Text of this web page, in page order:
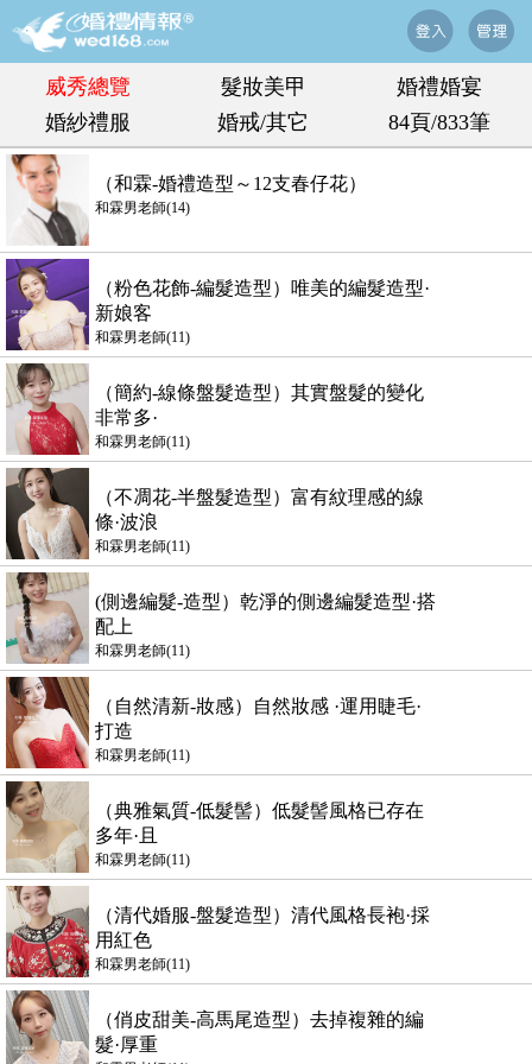
威秀總覽 髮妝美甲
婚禮婚宴
婚紗禮服
婚戒/其它 84頁/833筆
（和霖-婚禮造型～12支春仔花）
和霖男老師(14)
（粉色花飾-編髮造型）唯美的編髮造型·
新娘客
和霖男老師(11)
（簡約-線條盤髮造型）其實盤髮的變化
非常多·
和霖男老師(11)
（不凋花-半盤髮造型）富有紋理感的線
條·波浪
和霖男老師(11)
(側邊編髮-造型）乾淨的側邊編髮造型·搭
配上
和霖男老師(11)
（自然清新-妝感）自然妝感 ·運用睫毛·
打造
和霖男老師(11)
（典雅氣質-低髮髻）低髮髻風格已存在
多年·且
和霖男老師(11)
（清代婚服-盤髮造型）清代風格長袍·採
用紅色
和霖男老師(11)
（俏皮甜美-高馬尾造型）去掉複雜的編
髮·厚重